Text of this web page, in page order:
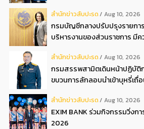
สํานักข่าวสับปะรด Aug 10, 2026
กรมบัญชีกลางปรับปรุงรายกา
บริหารงานของส่วนราชการ มี
สํานักข่าวสับปะรด Aug 10, 2026
กรมสรรพสามิตเดินหน้าปฏิบัติ
ขบวนการลักลอบนำเข้าบุหรี่เถื่
สํานักข่าวสับปะรด Aug 10, 2026
EXIM BANK ร่วมกิจกรรมวิ่งก
2026